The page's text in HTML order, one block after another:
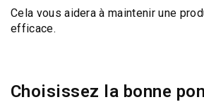
Cela vous aidera à maintenir une
efficace.
Choisissez la bonne